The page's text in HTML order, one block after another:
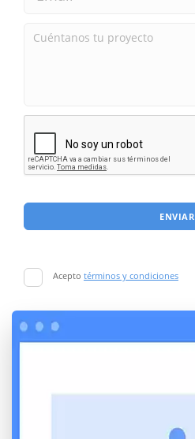
ENVIAR
Acepto términos y condiciones